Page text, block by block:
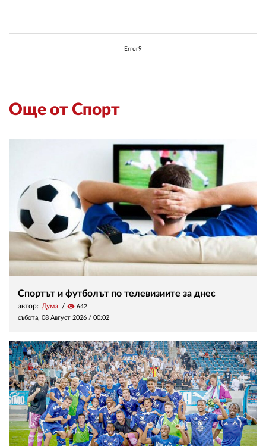
Error9
Още от Спорт
Спортът и футболът по телевизиите за днес
автор: Дума visibility 642
събота, 08 Август 2026 / 00:02